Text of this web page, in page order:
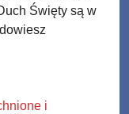
Święty są w
i